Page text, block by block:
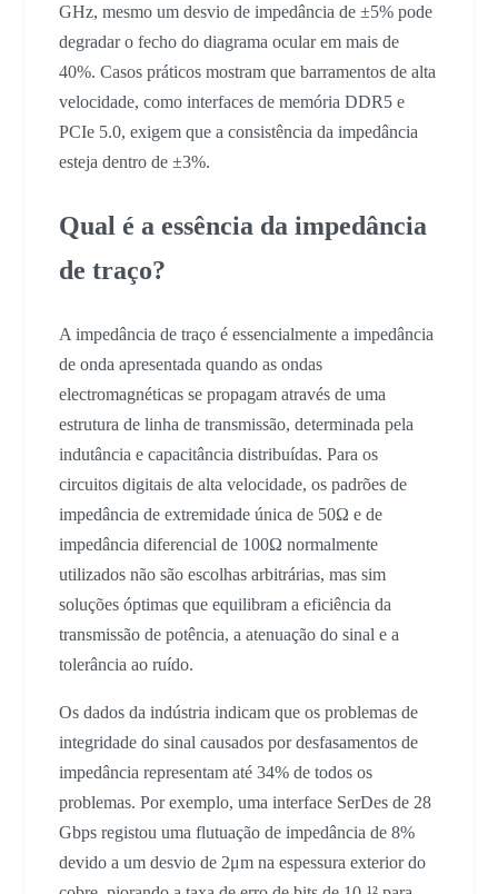
GHz, mesmo um desvio de impedância de ±5% pode
degradar o fecho do diagrama ocular em mais de
40%. Casos práticos mostram que barramentos de alta
velocidade, como interfaces de memória DDR5 e
PCIe 5.0, exigem que a consistência da impedância
esteja dentro de ±3%.
Qual é a essência da impedância
de traço?
A impedância de traço é essencialmente a impedância
de onda apresentada quando as ondas
electromagnéticas se propagam através de uma
estrutura de linha de transmissão, determinada pela
indutância e capacitância distribuídas. Para os
circuitos digitais de alta velocidade, os padrões de
impedância de extremidade única de 50Ω e de
impedância diferencial de 100Ω normalmente
utilizados não são escolhas arbitrárias, mas sim
soluções óptimas que equilibram a eficiência da
transmissão de potência, a atenuação do sinal e a
tolerância ao ruído.
Os dados da indústria indicam que os problemas de
integridade do sinal causados por desfasamentos de
impedância representam até 34% de todos os
problemas. Por exemplo, uma interface SerDes de 28
Gbps registou uma flutuação de impedância de 8%
devido a um desvio de 2μm na espessura exterior do